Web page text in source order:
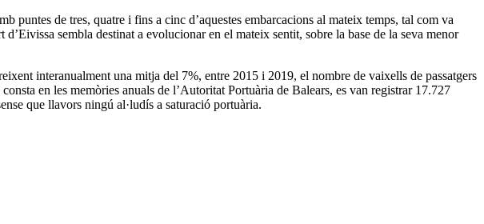
puntes de tres, quatre i fins a cinc d’aquestes embarcacions al mateix temps, tal com va
sembla destinat a evolucionar en el mateix sentit, sobre la base de la seva menor
interanualment una mitja del 7%, entre 2015 i 2019, el nombre de vaixells de passatgers
en les memòries anuals de l’Autoritat Portuària de Balears, es van registrar 17.727
que llavors ningú al·ludís a saturació portuària.